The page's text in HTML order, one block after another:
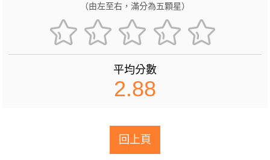
（由左至右，滿分為五顆星）
平均分數
2.88
回上頁